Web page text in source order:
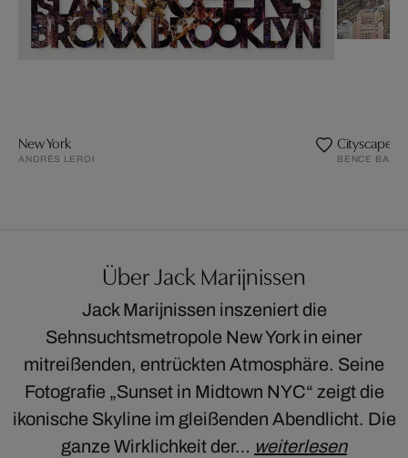
New York
ANDRÉS LEROI
Cityscape I
BENCE
Über Jack Marijnissen
Jack Marijnissen inszeniert die
Sehnsuchtsmetropole New York in einer
mitreißenden, entrückten Atmosphäre. Seine
Fotografie „Sunset in Midtown NYC“ zeigt die
ikonische Skyline im gleißenden Abendlicht. Die
ganze Wirklichkeit der… weiterlesen